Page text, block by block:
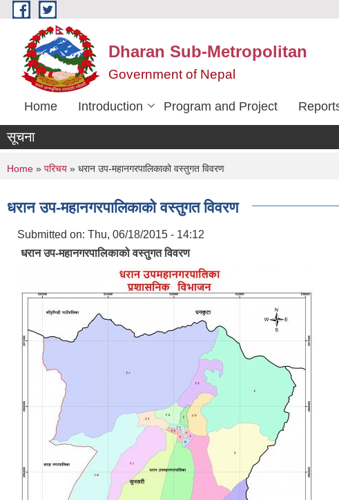
Skip to main content
Dharan Sub-Metropolitan
Government of Nepal
Home Introduction Program and Project
सूचना
You are here
Home » परिचय » धरान उप-महानगरपालिकाको वस्तुगत विवरण
धरान उप-महानगरपालिकाको वस्तुगत विवरण
Submitted on: Thu, 06/18/2015 - 14:12
धरान उप-महानगरपालिकाको वस्तुगत विवरण